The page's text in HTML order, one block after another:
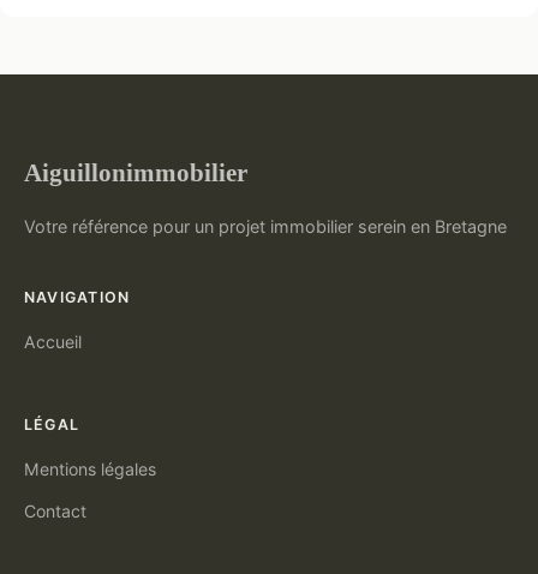
Aiguillonimmobilier
Votre référence pour un projet immobilier serein en Bretagne
NAVIGATION
Accueil
LÉGAL
Mentions légales
Contact